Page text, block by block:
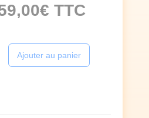
€Le
prix
159,00€.
TTC
Ajouter au panier